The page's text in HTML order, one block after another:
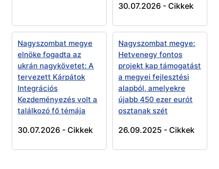
30.07.2026 - Cikkek
Nagyszombat megye
elnöke fogadta az
ukrán nagykövetet: A
tervezett Kárpátok
Integrációs
Kezdeményezés volt a
találkozó fő témája
30.07.2026 - Cikkek
Nagyszombat megye:
Hetvenegy fontos
projekt kap támogatást
a megyei fejlesztési
alapból, amelyekre
újabb 450 ezer eurót
osztanak szét
26.09.2025 - Cikkek